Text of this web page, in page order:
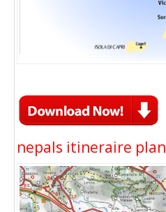
nepals itineraire plan